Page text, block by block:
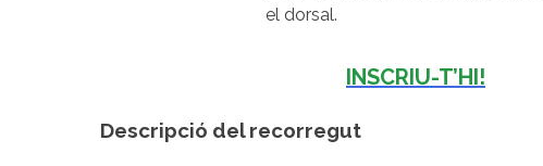
el dorsal.
INSCRIU-T’HI!
Descripció del recorregut